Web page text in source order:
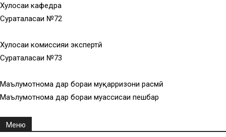
Хулосаи кафедра
Суратҷаласаи №72
Хулосаи комиссияи экспертӣ
Суратҷаласаи №73
Маълумотнома дар бораи муқарризони расмӣ
Маълумотнома дар бораи муассисаи пешбар
Меню